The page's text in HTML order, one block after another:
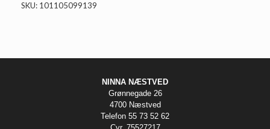
SKU: 101105099139
NINNA NÆSTVED
Grønnegade 26
4700 Næstved
Telefon 55 73 52 62